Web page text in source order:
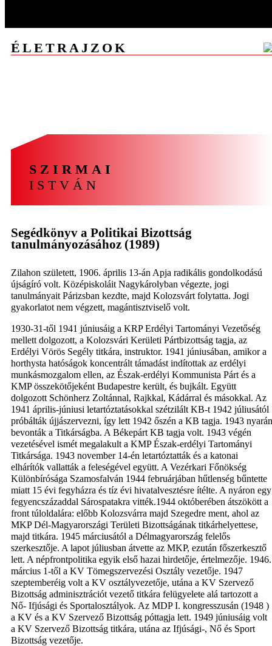
ÉLETRAJZOK
SZIRMAI
ISTVÁN
Segédkönyv a Politikai Bizottság
tanulmányozásához (1989)
Zilahon született, 1906. április 13-án Apja radikális gondolkodású
újságíró volt. Középiskoláit Nagykárolyban végezte, jogi
tanulmányait Párizsban kezdte, majd Kolozsvárt folytatta. Jogi
gyakorlatot nem végzett, magántisztviselő volt.
1930-31-től 1941 júniusáig a KRP Erdélyi Tartományi Vezetőség
mellett dolgozott, a Kolozsvári Kerületi Pártbizottság tagja, az
Erdélyi Vörös Segély titkára, instruktor. 1941 júniusában, amikor a
horthysta hatóságok koncentrált támadást indítottak az erdélyi
munkásmozgalom ellen, az Észak-erdélyi Kommunista Párt és a
KMP összekötőjeként Budapestre került, és bujkált. Együtt
dolgozott Schönherz Zoltánnal, Rajkkal, Kádárral és másokkal. Az
1941 április-júniusi letartóztatásokkal szétzilált KB-t 1942 júliusától
próbálták újjászervezni, így lett 1942 őszén a KB tagja. 1943 nyarán
bevonták a Titkárságba. A Békepárt KB tagja volt. 1943 végén
vezetésével ismét megalakult a KMP Észak-erdélyi Tartományi
Titkársága. 1943 november 14-én letartóztatták és a katonai
elhárítók vallatták a feleségével együtt. A Vezérkari Főnökség
Különbírósága Szamosfalván 1944 februárjában hűtlenség bűntette
miatt 15 évi fegyházra és tíz évi hivatalvesztésre ítélte. A nyáron egy
fegyencszázaddal Sárospatakra vitték.1944 októberében átszökött a
front túloldalára: előbb Kolozsvárra majd Szegedre ment, ahol az
MKP Dél-Magyarországi Területi Bizottságának titkárhelyettese,
majd titkára. 1945 márciusától a Délmagyarország felelős
szerkesztője. A lapot júliusban átvette az MKP, ezután főszerkesztő
lett. A népfrontpolitika egyik első hazai hirdetője, értelmezője. 1946.
március 1-től a KV Tömegszervezési Osztály vezetője. 1947
szeptemberéig volt a KV osztályvezetője, utána a KV Szervező
Bizottság adminisztrációt vezető titkára felügyelete alá tartozott a
Nő- Ifjúsági és Sportalosztályok. Az MDP I. kongresszusán (1948 )
a KV és a KV Szervező Bizottság póttagja lett. 1949 júniusáig volt
a KV Szervező Bizottság titkára, utána az Ifjúsági-, Nő és Sport
Bizottság vezetője.